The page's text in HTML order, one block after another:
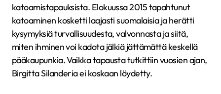
katoamistapauksista. Elokuussa 2015 tapahtunut
katoaminen kosketti laajasti suomalaisia ja herätti
kysymyksiä turvallisuudesta, valvonnasta ja siitä,
miten ihminen voi kadota jälkiä jättämättä keskellä
pääkaupunkia. Vaikka tapausta tutkittiin vuosien ajan,
Birgitta Silanderia ei koskaan löydetty.